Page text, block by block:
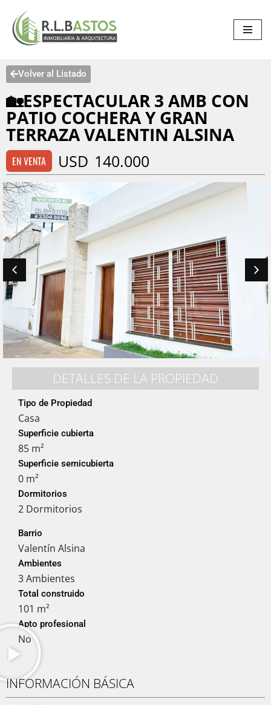
Saltar
Volver al Listado
🏡ESPECTACULAR 3 AMB CON
PATIO COCHERA Y GRAN
TERRAZA VALENTIN ALSINA
EN VENTA USD 140.000
DETALLES DE LA PROPIEDAD
Tipo de Propiedad
Casa
Superficie cubierta
85 m²
Superficie semicubierta
0 m²
Dormitorios
2 Dormitorios
Barrio
Valentín Alsina
Ambientes
3 Ambientes
Total construido
101 m²
Apto profesional
No
INFORMACIÓN BÁSICA